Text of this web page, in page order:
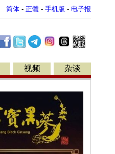
简体 - 正體 - 手机版 - 电子报
视频 杂谈